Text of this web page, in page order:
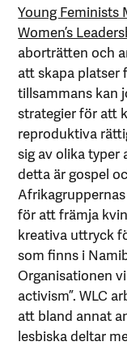
Young
Women’s
aborträtten och
att skapa platser
tillsammans kan
strategier för att
reproduktiva
sig av olika typer
detta är gospel
för att främja
kreativa uttryck
som finns i
Organisationen
activism”. WLC
att bland annat
lesbiska deltar